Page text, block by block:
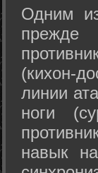
Одним
прежде
(кихон-
линии
ноги
навык